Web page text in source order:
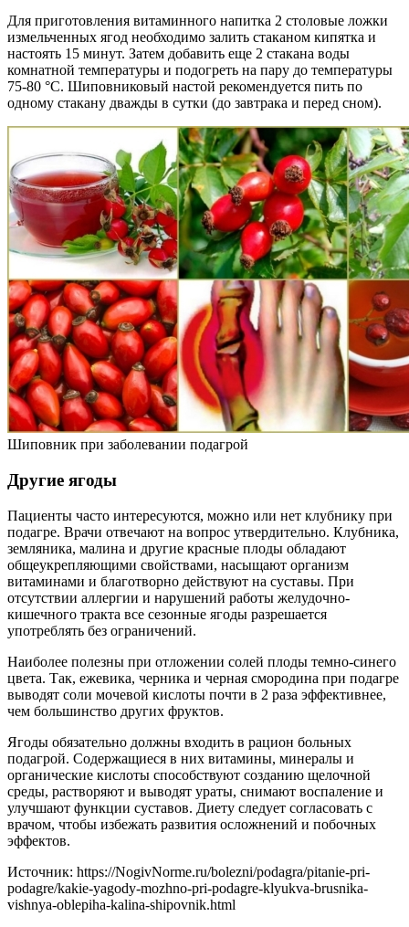
Для приготовления витаминного напитка 2 столовые ложки
измельченных ягод необходимо залить стаканом кипятка и
настоять 15 минут. Затем добавить еще 2 стакана воды
комнатной температуры и подогреть на пару до температуры
75-80 °С. Шиповниковый настой рекомендуется пить по
одному стакану дважды в сутки (до завтрака и перед сном).
Шиповник при заболевании подагрой
Другие ягоды
Пациенты часто интересуются, можно или нет клубнику при
подагре. Врачи отвечают на вопрос утвердительно. Клубника,
земляника, малина и другие красные плоды обладают
общеукрепляющими свойствами, насыщают организм
витаминами и благотворно действуют на суставы. При
отсутствии аллергии и нарушений работы желудочно-
кишечного тракта все сезонные ягоды разрешается
употреблять без ограничений.
Наиболее полезны при отложении солей плоды темно-синего
цвета. Так, ежевика, черника и черная смородина при подагре
выводят соли мочевой кислоты почти в 2 раза эффективнее,
чем большинство других фруктов.
Ягоды обязательно должны входить в рацион больных
подагрой. Содержащиеся в них витамины, минералы и
органические кислоты способствуют созданию щелочной
среды, растворяют и выводят ураты, снимают воспаление и
улучшают функции суставов. Диету следует согласовать с
врачом, чтобы избежать развития осложнений и побочных
эффектов.
Источник: https://NogivNorme.ru/bolezni/podagra/pitanie-pri-
podagre/kakie-yagody-mozhno-pri-podagre-klyukva-brusnika-
vishnya-oblepiha-kalina-shipovnik.html